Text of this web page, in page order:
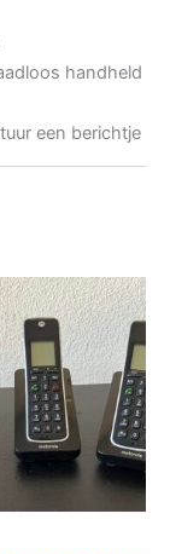
handheld
een berichtje